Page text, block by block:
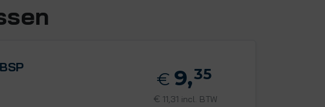
€ 9,35
€ 11,31 incl. BTW